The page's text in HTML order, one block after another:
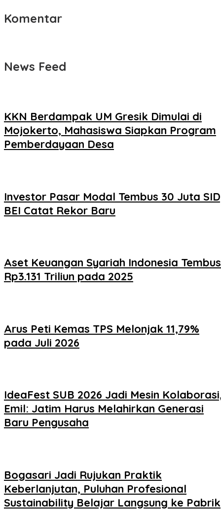
Komentar
News Feed
KKN Berdampak UM Gresik Dimulai di
Mojokerto, Mahasiswa Siapkan Program
Pemberdayaan Desa
Investor Pasar Modal Tembus 30 Juta
BEI Catat Rekor Baru
Aset Keuangan Syariah Indonesia Tembus
Rp3.131 Triliun pada 2025
Arus Peti Kemas TPS Melonjak 11,79%
pada Juli 2026
IdeaFest SUB 2026 Jadi Mesin
Emil: Jatim Harus Melahirkan Generasi
Baru Pengusaha
Bogasari Jadi Rujukan Praktik
Keberlanjutan, Puluhan Profesional
Sustainability Belajar Langsung ke Pabrik